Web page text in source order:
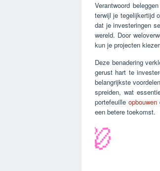
Verantwoord
terwijl je tegelijkertijd
dat je investeringen
wereld. Door
kun je projecten
Deze benadering
gerust hart te
belangrijkste
spreiden, wat
portefeuille opbouwen
een betere toekomst.